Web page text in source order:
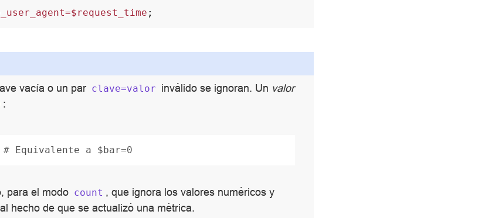
;
vacía o un par clave=valor inválido se ignoran. Un valor
:
# Equivalente a $bar=0
para el modo count , que ignora los valores numéricos y
hecho de que se actualizó una métrica.